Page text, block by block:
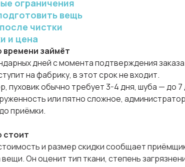
ограничения
вещь
чистки
и цена
времени займёт
дней с момента подтверждения
на фабрику, в этот срок не входит.
пуховик обычно требует 3-4 дня, шуба — до 7
или пятно сложное,
приёмки.
стоит
и размер скидки сообщает
Он оценит тип ткани, степень